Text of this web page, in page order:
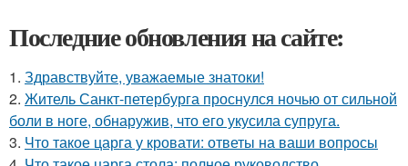
Последние обновления на сайте:
1. Здравствуйте, уважаемые знатоки!
2. Житель Санкт-петербурга проснулся ночью от сильной
боли в ноге, обнаружив, что его укусила супруга.
3. Что такое царга у кровати: ответы на ваши вопросы